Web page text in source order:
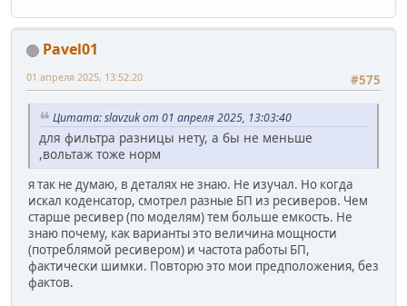
Pavel01
#575
01 апреля 2025, 13:52:20
Цитата: slavzuk от 01 апреля 2025, 13:03:40
для фильтра разницы нету, а бы не меньше
,вольтаж тоже норм
я так не думаю, в деталях не знаю. Не изучал. Но когда
искал коденсатор, смотрел разные БП из ресиверов. Чем
старше ресивер (по моделям) тем больше емкость. Не
знаю почему, как варианты это величина мощности
(потреблямой ресивером) и частота работы БП,
фактически шимки. Повторю это мои предположения, без
фактов.